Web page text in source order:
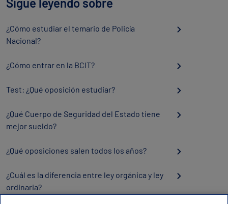
¿Cómo estudiar el temario de Policía
Nacional?
¿Cómo entrar en la BCIT?
Test: ¿Qué oposición estudiar?
¿Qué Cuerpo de Seguridad del Estado tiene
mejor sueldo?
¿Qué oposiciones salen todos los años?
¿Cuál es la diferencia entre ley orgánica y ley
ordinaria?